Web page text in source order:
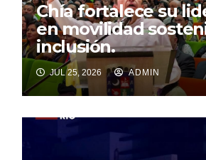
Chía fortalece su
en movilidad
inclusión.
JUL 25, 2026 ADMIN